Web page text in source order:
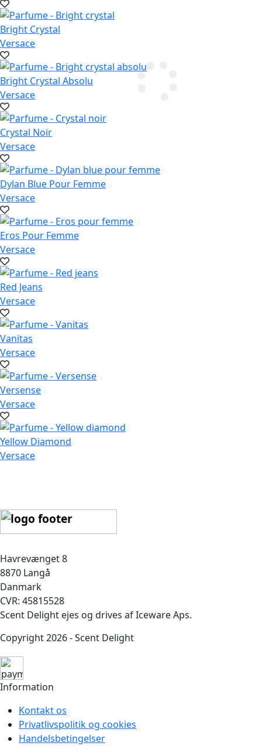
Bright Crystal
Versace
Bright Crystal Absolu
Versace
Crystal Noir
Versace
Dylan Blue Pour Femme
Versace
Eros Pour Femme
Versace
Red Jeans
Versace
Vanitas
Versace
Versense
Versace
Yellow Diamond
Versace
Havrevænget 8
8870 Langå
Danmark
CVR: 45815528
Scent Delight ejes og drives af Iceware Aps.
Copyright 2026 - Scent Delight
Information
Kontakt os
Privatlivspolitik og cookies
Handelsbetingelser